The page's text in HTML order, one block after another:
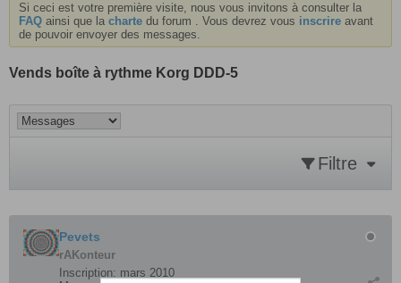
Si ceci est votre première visite, nous vous invitons à consulter la
FAQ ainsi que la charte du forum . Vous devrez vous inscrire avant
de pouvoir envoyer des messages.
Vends boîte à rythme Korg DDD-5
Filtre
Pevets
rAKonteur
Inscription: mars 2010